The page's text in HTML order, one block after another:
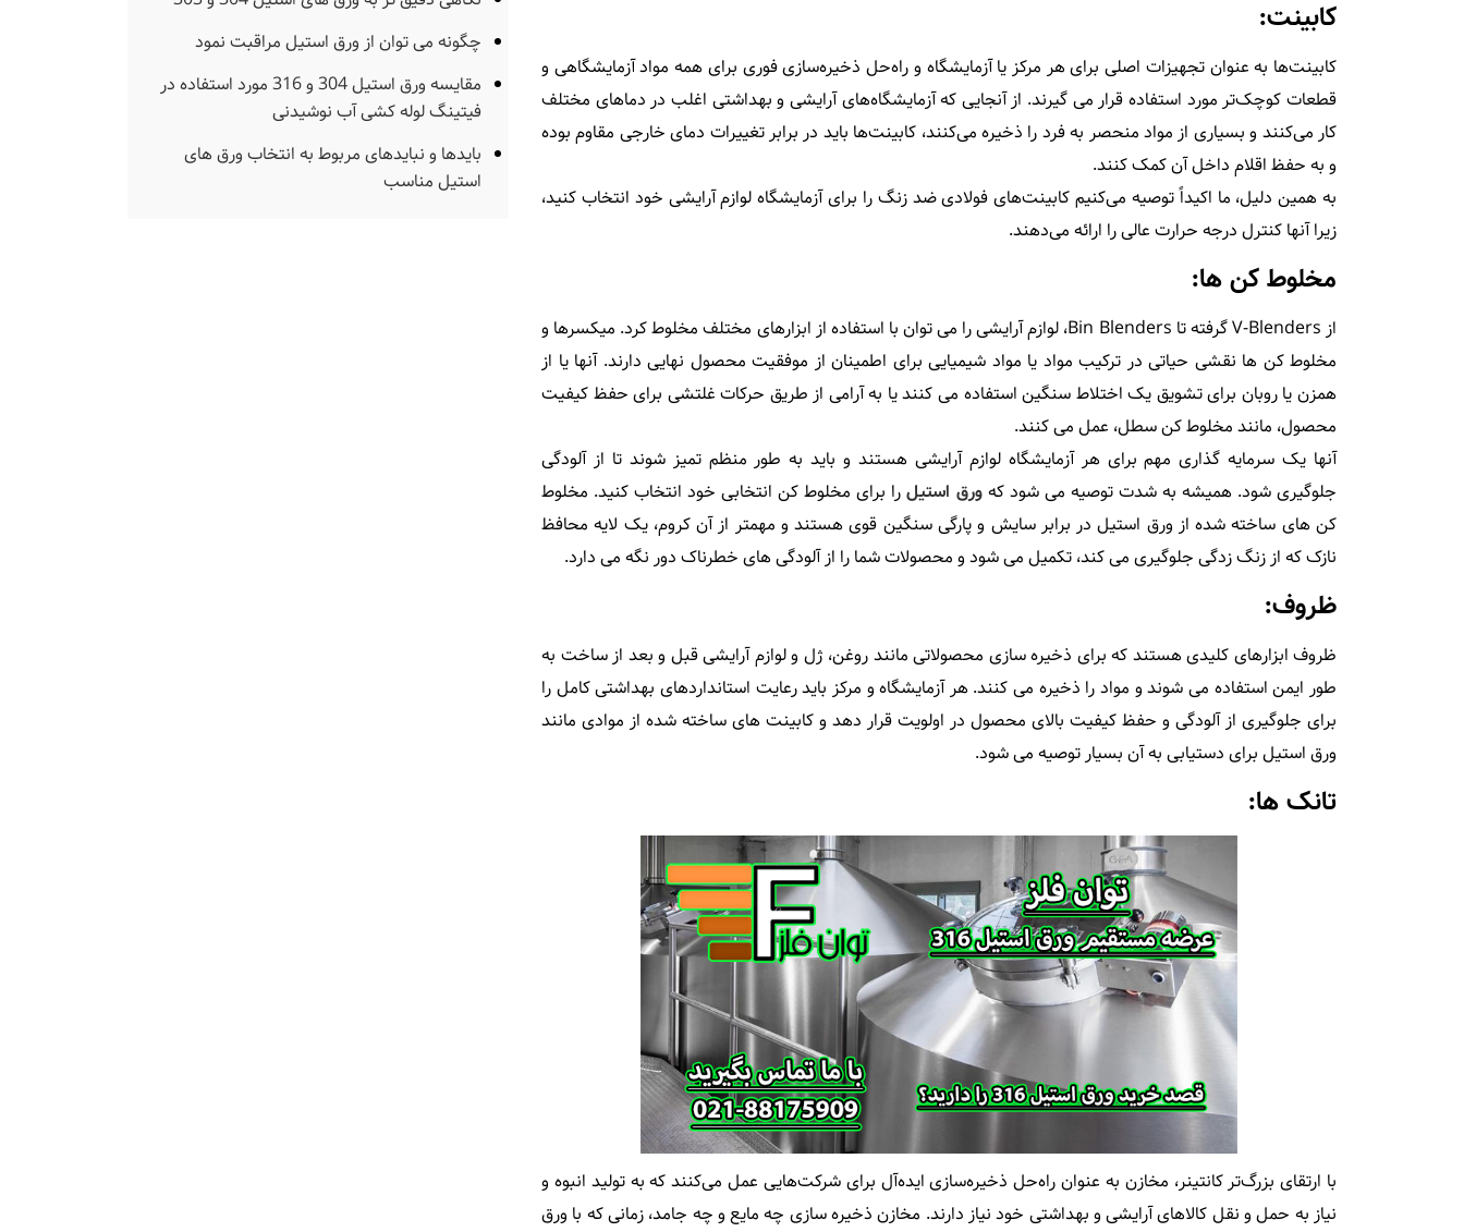
کابینت:
کابینت‌ها به عنوان تجهیزات اصلی برای هر مرکز یا آزمایشگاه و راه‌حل ذخیره‌سازی فوری برای همه مواد آزمایشگاهی و
قطعات کوچک‌تر مورد استفاده قرار می گیرند. از آنجایی که آزمایشگاه‌های آرایشی و بهداشتی اغلب در دماهای مختلف
کار می‌کنند و بسیاری از مواد منحصر به فرد را ذخیره می‌کنند، کابینت‌ها باید در برابر تغییرات دمای خارجی مقاوم بوده
و به حفظ اقلام داخل آن کمک کنند.
به همین دلیل، ما اکیداً توصیه می‌کنیم کابینت‌های فولادی ضد زنگ را برای آزمایشگاه لوازم آرایشی خود انتخاب کنید،
زیرا آنها کنترل درجه حرارت عالی را ارائه می‌دهند.
مخلوط کن ها:
از V-Blenders گرفته تا Bin Blenders، لوازم آرایشی را می توان با استفاده از ابزارهای مختلف مخلوط کرد. میکسرها و
مخلوط کن ها نقشی حیاتی در ترکیب مواد یا مواد شیمیایی برای اطمینان از موفقیت محصول نهایی دارند. آنها یا از
همزن یا روبان برای تشویق یک اختلاط سنگین استفاده می کنند یا به آرامی از طریق حرکات غلتشی برای حفظ کیفیت
محصول، مانند مخلوط کن سطل، عمل می کنند.
آنها یک سرمایه گذاری مهم برای هر آزمایشگاه لوازم آرایشی هستند و باید به طور منظم تمیز شوند تا از آلودگی
جلوگیری شود. همیشه به شدت توصیه می شود کهورق استیلرا برای مخلوط کن انتخابی خود انتخاب کنید. مخلوط
کن های ساخته شده از ورق استیل در برابر سایش و پارگی سنگین قوی هستند و مهمتر از آن کروم، یک لایه محافظ
نازک که از زنگ زدگی جلوگیری می کند، تکمیل می شود و محصولات شما را از آلودگی های خطرناک دور نگه می دارد.
ظروف:
ظروف ابزارهای کلیدی هستند که برای ذخیره سازی محصولاتی مانند روغن، ژل و لوازم آرایشی قبل و بعد از ساخت به
طور ایمن استفاده می شوند و مواد را ذخیره می کنند. هر آزمایشگاه و مرکز باید رعایت استانداردهای بهداشتی کامل را
برای جلوگیری از آلودگی و حفظ کیفیت بالای محصول در اولویت قرار دهد و کابینت های ساخته شده از موادی مانند
ورق استیل برای دستیابی به آن بسیار توصیه می شود.
تانک ها:
با ارتقای بزرگ‌تر کانتینر، مخازن به عنوان راه‌حل ذخیره‌سازی ایده‌آل برای شرکت‌هایی عمل می‌کنند که به تولید انبوه و
نیاز به حمل و نقل کالاهای آرایشی و بهداشتی خود نیاز دارند. مخازن ذخیره سازی چه مایع و چه جامد، زمانی که با ورق
چگونه می توان از ورق استیل مراقبت نمود
مقایسه ورق استیل 304 و 316 مورد استفاده در
فیتینگ لوله کشی آب نوشیدنی
بایدها و نبایدهای مربوط به انتخاب ورق های
استیل مناسب